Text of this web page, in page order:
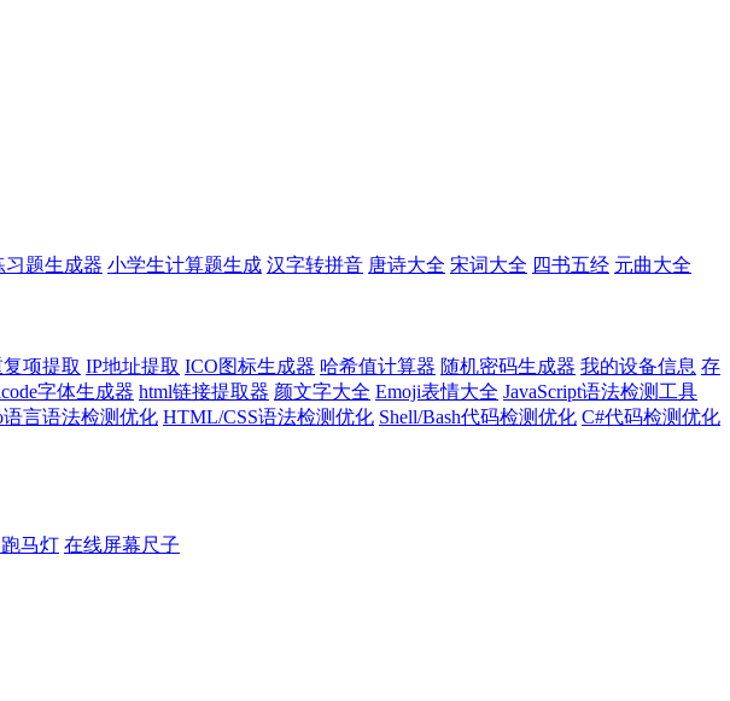
习题生成器 小学生计算题生成 汉字转拼音 唐诗大全 宋词大全 四书五经 元曲大全
项提取 IP地址提取 ICO图标生成器 哈希值计算器 随机密码生成器 我的设备信息 存
字体生成器 html链接提取器 颜文字大全 Emoji表情大全 JavaScript语法检测工具
语言语法检测优化 HTML/CSS语法检测优化 Shell/Bash代码检测优化 C#代码检测优化
马灯 在线屏幕尺子